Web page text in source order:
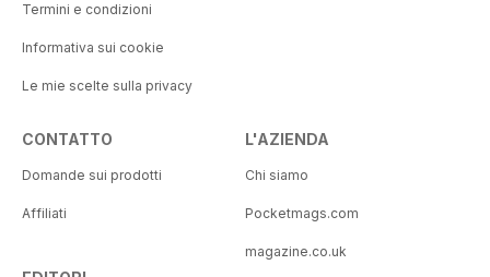
Termini e condizioni
Informativa sui cookie
Le mie scelte sulla privacy
CONTATTO
Domande sui prodotti
Affiliati
L'AZIENDA
Chi siamo
Pocketmags.com
magazine.co.uk